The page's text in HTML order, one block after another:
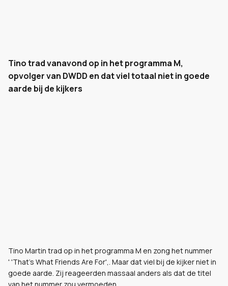
Tino trad vanavond op in het programma M,
opvolger van DWDD en dat viel totaal niet in goede
aarde bij de kijkers
Tino Martin trad op in het programma M en zong het nummer
' 'That's What Friends Are For',. Maar dat viel bij de kijker niet in
goede aarde. Zij reageerden massaal anders als dat de titel